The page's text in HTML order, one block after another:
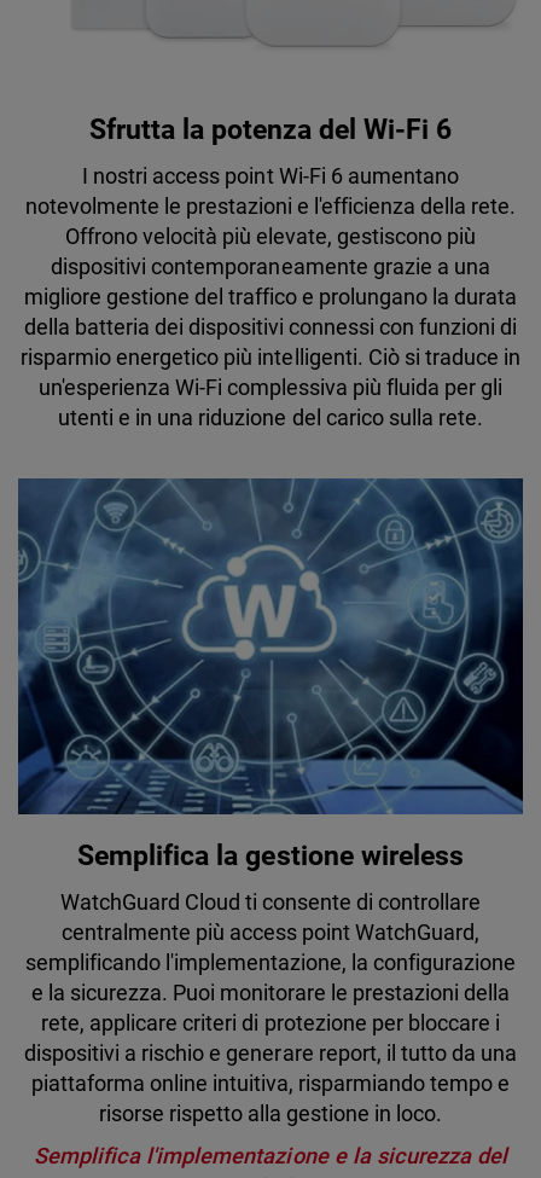
Sfrutta la potenza del Wi-Fi 6
I nostri access point Wi-Fi 6 aumentano
notevolmente le prestazioni e l'efficienza della rete.
Offrono velocità più elevate, gestiscono più
dispositivi contemporaneamente grazie a una
migliore gestione del traffico e prolungano la durata
della batteria dei dispositivi connessi con funzioni di
risparmio energetico più intelligenti. Ciò si traduce in
un'esperienza Wi-Fi complessiva più fluida per gli
utenti e in una riduzione del carico sulla rete.
Semplifica la gestione wireless
WatchGuard Cloud ti consente di controllare
centralmente più access point WatchGuard,
semplificando l'implementazione, la configurazione
e la sicurezza. Puoi monitorare le prestazioni della
rete, applicare criteri di protezione per bloccare i
dispositivi a rischio e generare report, il tutto da una
piattaforma online intuitiva, risparmiando tempo e
risorse rispetto alla gestione in loco.
Semplifica l'implementazione e la sicurezza del